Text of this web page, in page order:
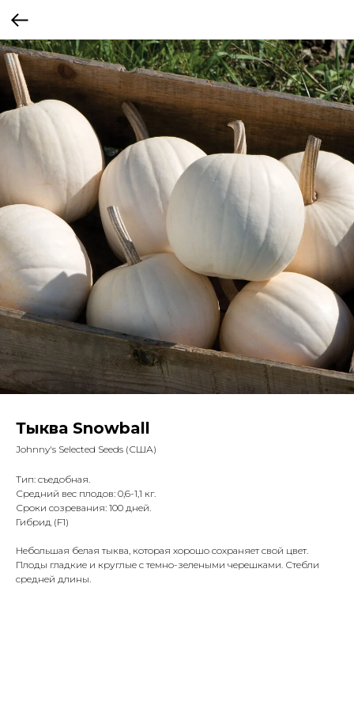
Тыква Snowball
Johnny's Selected Seeds (США)
Тип: съедобная.
Средний вес плодов: 0,6-1,1 кг.
Сроки созревания: 100 дней.
Гибрид (F1)
Небольшая белая тыква, которая хорошо сохраняет свой цвет.
Плоды гладкие и круглые с темно-зелеными черешками. Стебли
средней длины.